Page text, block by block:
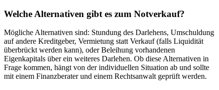
Welche Alternativen gibt es zum Notverkauf?
Mögliche Alternativen sind: Stundung des Darlehens, Umschuldung
auf andere Kreditgeber, Vermietung statt Verkauf (falls Liquidität
überbrückt werden kann), oder Beleihung vorhandenen
Eigenkapitals über ein weiteres Darlehen. Ob diese Alternativen in
Frage kommen, hängt von der individuellen Situation ab und sollte
mit einem Finanzberater und einem Rechtsanwalt geprüft werden.